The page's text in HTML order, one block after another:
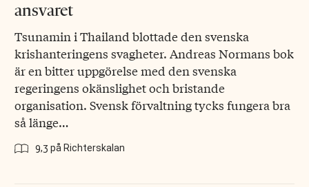
ansvaret
Tsunamin i Thailand blottade den svenska
krishanteringens svagheter. Andreas Normans bok
är en bitter uppgörelse med den svenska
regeringens okänslighet och bristande
organisation. Svensk förvaltning tycks fungera bra
så länge…
9,3 på Richterskalan